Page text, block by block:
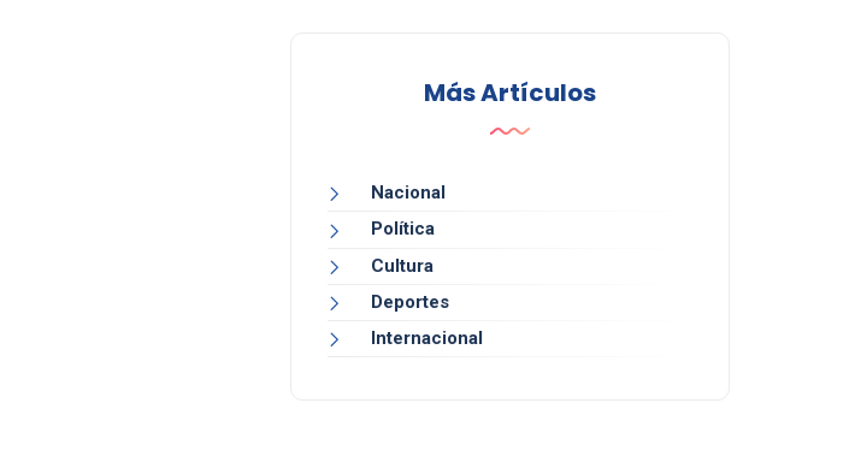
Más Artículos
Nacional
Política
Cultura
Deportes
Internacional